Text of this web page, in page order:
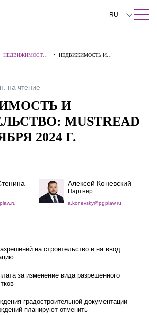
Закрыть
RU
Italiano
НЕДВИЖИМОСТЬ
•НЕДВИЖИМОСТЬ И
на чтение
И
MUSTREAD
2024 Г.
Алексей Коневский
Партнер
a.konevsky@pgplaw.ru
на строительство и на ввод
за изменение вида разрешенного
градостроительной документации
планируют отменить